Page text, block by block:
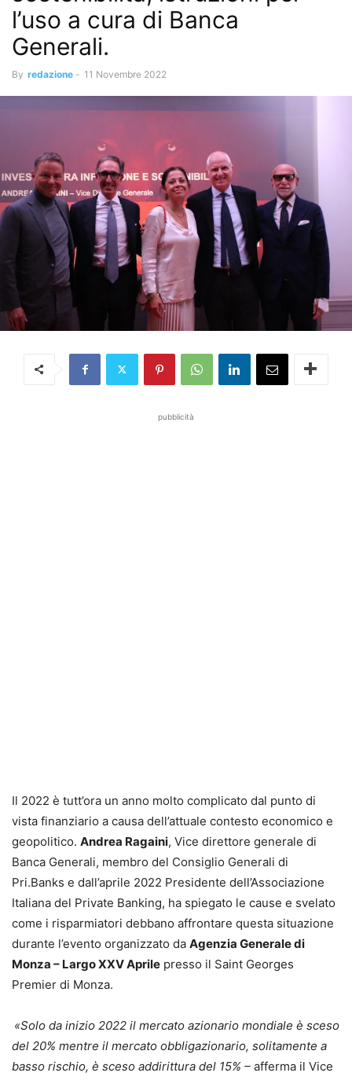
l’uso a cura di Banca
Generali.
By redazione - 11 Novembre 2022
pubblicità
Il 2022 è tutt’ora un anno molto complicato dal punto di
vista finanziario a causa dell’attuale contesto economico e
geopolitico. Andrea Ragaini, Vice direttore generale di
Banca Generali, membro del Consiglio Generali di
Pri.Banks e dall’aprile 2022 Presidente dell’Associazione
Italiana del Private Banking, ha spiegato le cause e svelato
come i risparmiatori debbano affrontare questa situazione
durante l’evento organizzato da Agenzia Generale di
Monza – Largo XXV Aprile presso il Saint Georges
Premier di Monza.
«Solo da inizio 2022 il mercato azionario mondiale è sceso
del 20% mentre il mercato obbligazionario, solitamente a
basso rischio, è sceso addirittura del 15% – afferma il Vice